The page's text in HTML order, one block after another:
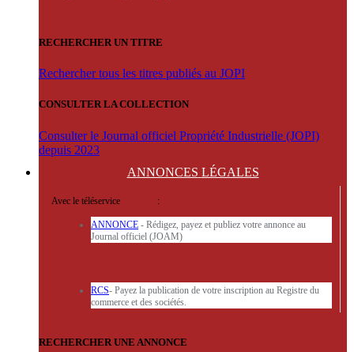
RECHERCHER UN TITRE
Rechercher tous les titres publiés au JOPI
CONSULTER LA COLLECTION
Consulter le Journal officiel Propriété Industrielle (JOPI)
depuis 2023
ANNONCES LÉGALES
Avec le téléservice :
ANNONCE - Rédigez, payez et publiez votre annonce au
Journal officiel (JOAM)
RCS- Payez la publication de votre inscription au Registre du
commerce et des sociétés.
RECHERCHER UNE ANNONCE